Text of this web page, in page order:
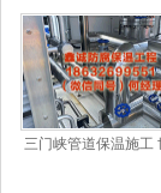
三门峡管道保温施工